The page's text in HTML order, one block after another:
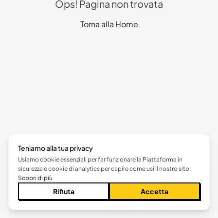
Ops! Pagina non trovata
Torna alla Home
Teniamo alla tua privacy
Usiamo cookie essenziali per far funzionare la Piattaforma in
sicurezza e cookie di analytics per capire come usi il nostro sito.
Scopri di più
Rifiuta Accetta